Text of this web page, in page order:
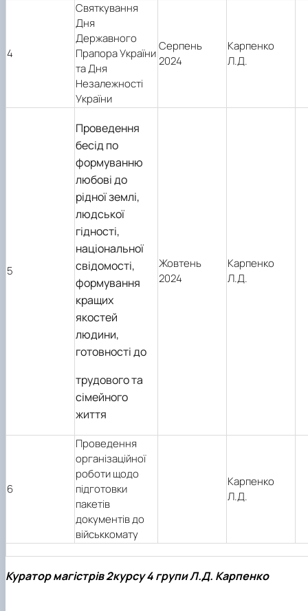
4
Святкування
Дня
Державного
Прапора України
та Дня
Незалежності
України
Серпень
2024
Карпенко
Л.Д.
5
Проведення
бесід по
формуванню
любові до
рідної землі,
людської
гідності,
національної
свідомості,
формування
кращих
якостей
людини,
готовності до
трудового та
сімейного
життя
Жовтень
2024
Карпенко
Л.Д.
6
Проведення
організаційної
роботи щодо
підготовки
пакетів
документів до
військкомату
Карпенко
Л.Д.
Куратор магістрів 2курсу 4 групи Л.Д. Карпенко